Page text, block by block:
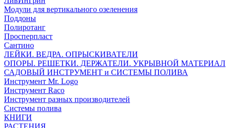
Модули для вертикального озеленения
Поддоны
Полиротанг
Просперпласт
Сантино
ЛЕЙКИ. ВЕДРА. ОПРЫСКИВАТЕЛИ
ОПОРЫ. РЕШЕТКИ. ДЕРЖАТЕЛИ. УКРЫВНОЙ МАТЕРИАЛ
САДОВЫЙ ИНСТРУМЕНТ и СИСТЕМЫ ПОЛИВА
Инструмент Mr. Logo
Инструмент Raco
Инструмент разных производителей
Системы полива
КНИГИ
РАСТЕНИЯ